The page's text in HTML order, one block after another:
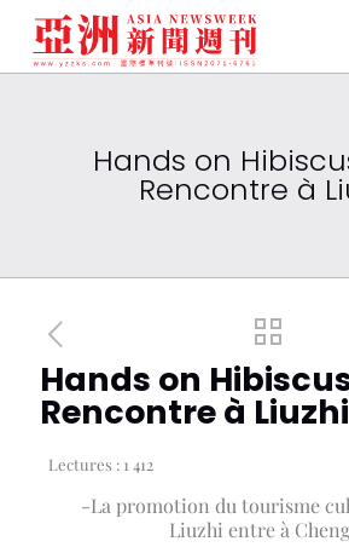
Hands on
Rencontre à
Hands on
Rencontre à Liuzhi
Lectures : 1 412
-La promotion du tourisme
Liuzhi entre à